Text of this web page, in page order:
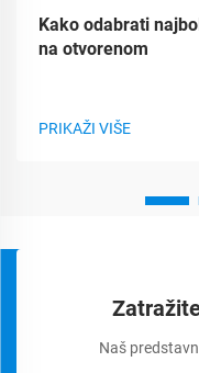
Kako odabrati
na otvorenom
PRIKAŽI VIŠE
Naš